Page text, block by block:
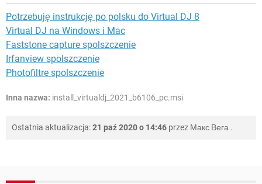
Potrzebuję instrukcję po polsku do Virtual DJ 8
Virtual DJ na Windows i Mac
Faststone capture spolszczenie
Irfanview spolszczenie
Photofiltre spolszczenie
Inna nazwa: install_virtualdj_2021_b6106_pc.msi
Ostatnia aktualizacja:21 paź 2020 o 14:46 przez Макс Вега .